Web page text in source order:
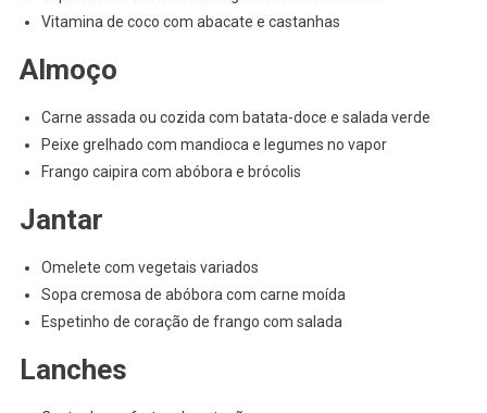
Vitamina de coco com abacate e castanhas
Almoço
Carne assada ou cozida com batata-doce e salada verde
Peixe grelhado com mandioca e legumes no vapor
Frango caipira com abóbora e brócolis
Jantar
Omelete com vegetais variados
Sopa cremosa de abóbora com carne moída
Espetinho de coração de frango com salada
Lanches